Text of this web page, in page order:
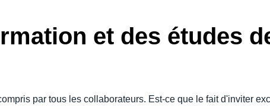
et des études
par tous les collaborateurs. Est-ce que le fait d'inviter